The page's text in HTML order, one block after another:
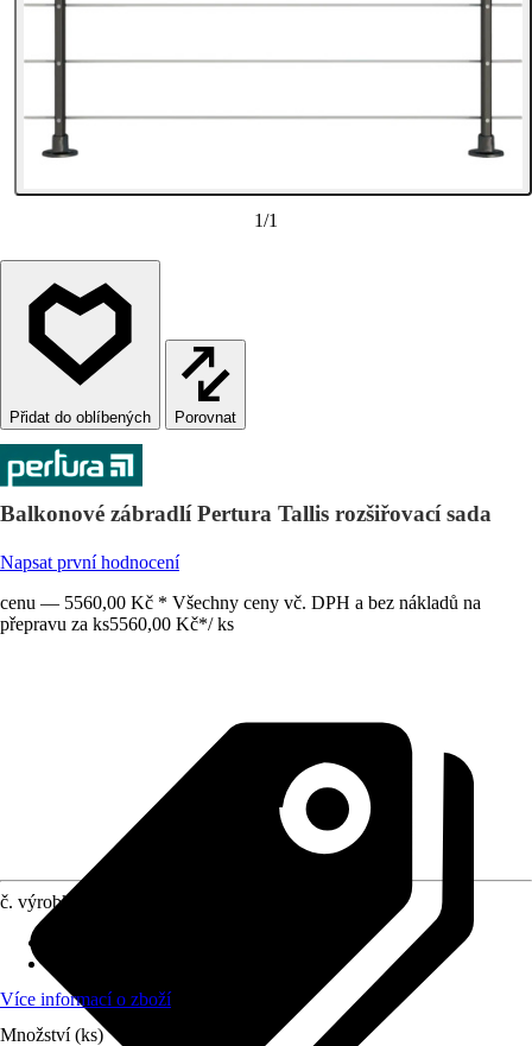
1/1
Porovnat
Balkonové zábradlí Pertura Tallis rozšiřovací sada
Napsat první hodnocení
cenu — 5560,00 Kč * Všechny ceny vč. DPH a bez nákladů na
přepravu za ks5560,00 Kč*/ ks
č. výrobku
Více informací o zboží
Množství (ks)